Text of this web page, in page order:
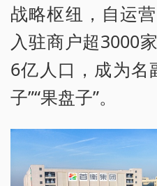
战略枢纽，自运
入驻商户超3000
6亿人口，成为名
子”“果盘子”。